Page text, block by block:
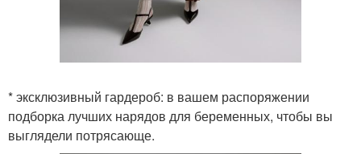
* эксклюзивный гардероб: в вашем распоряжении
подборка лучших нарядов для беременных, чтобы вы
выглядели потрясающе.